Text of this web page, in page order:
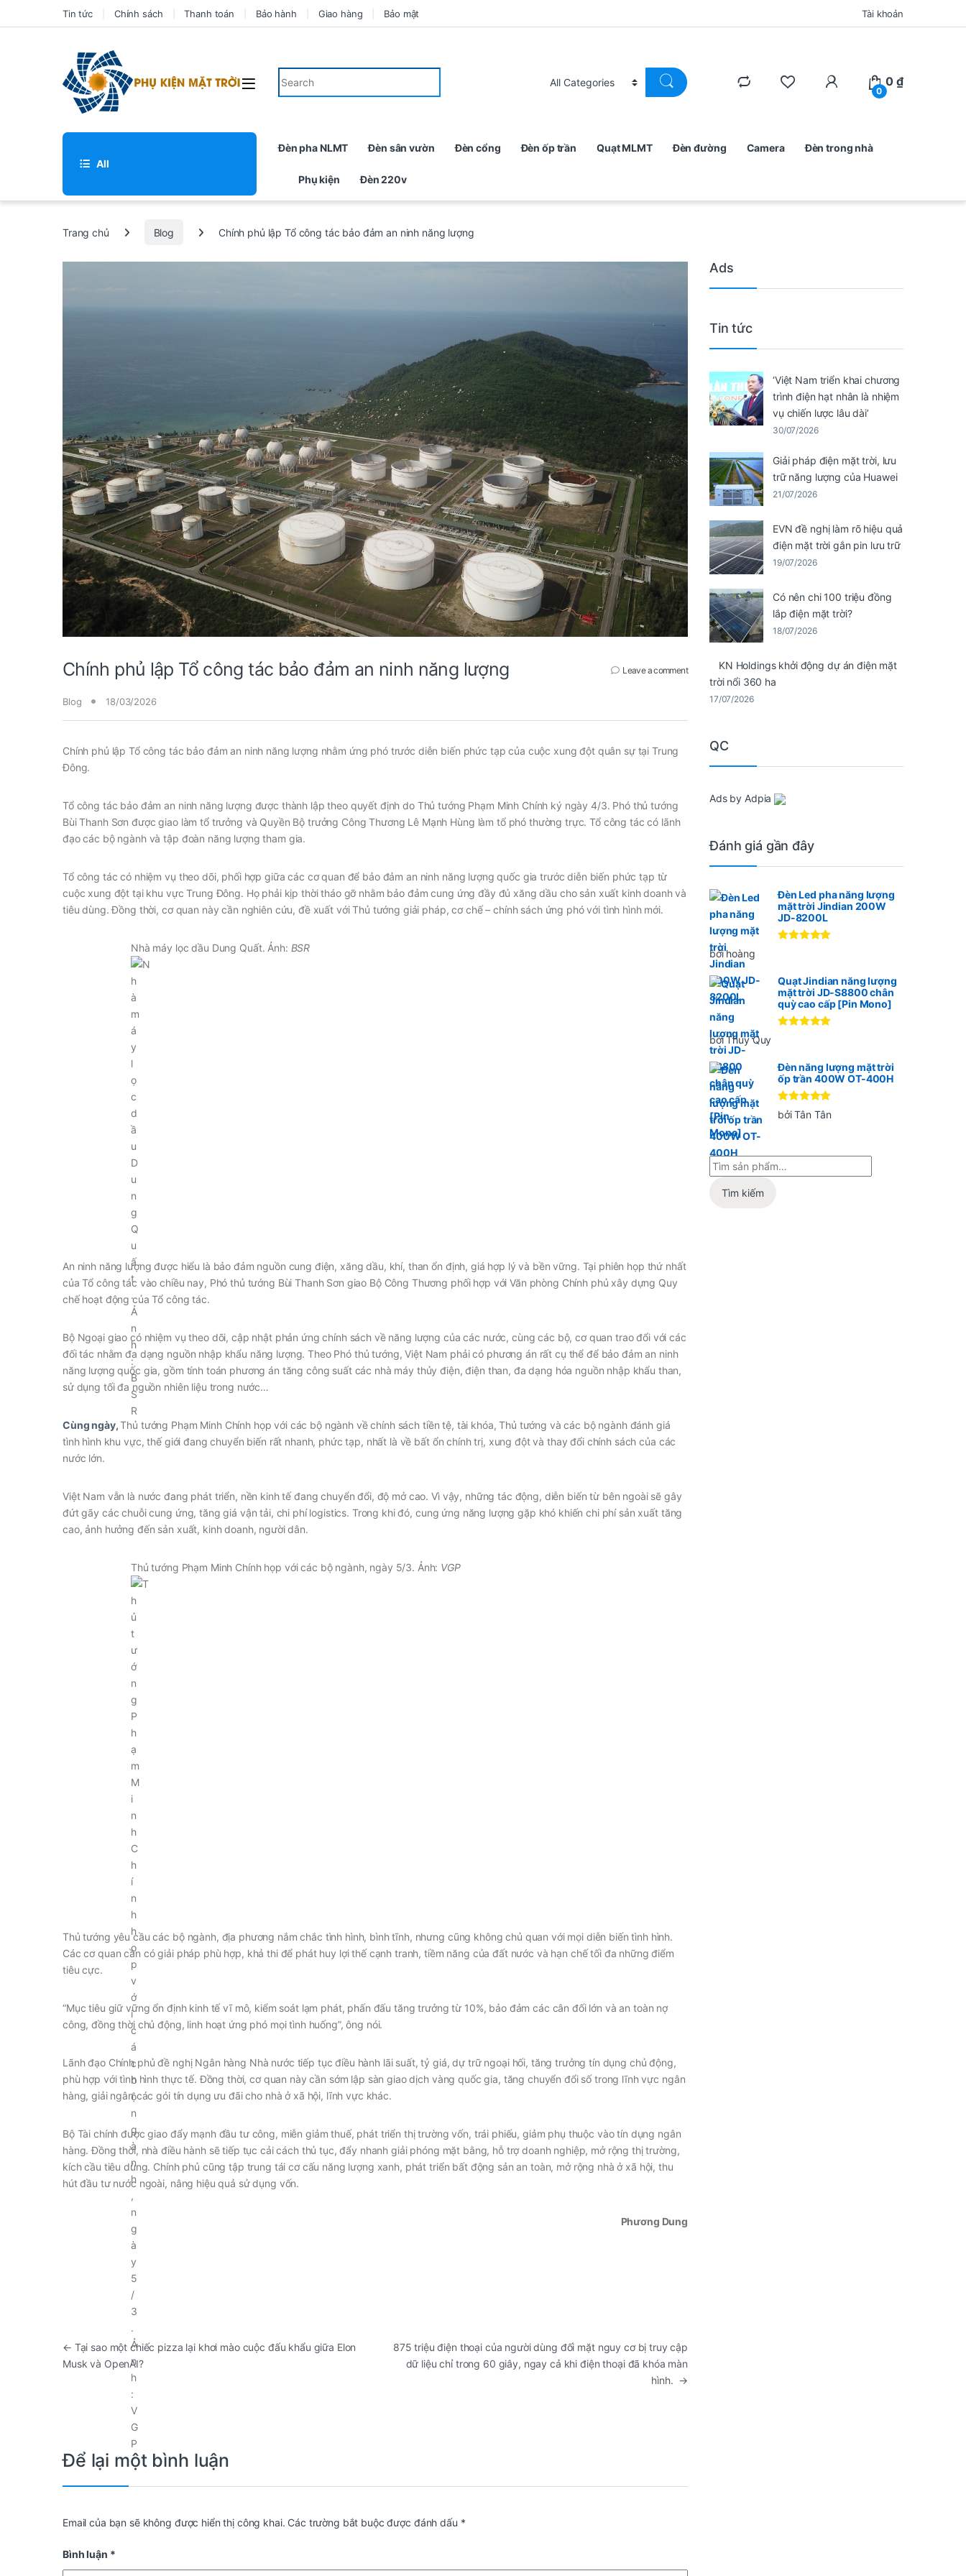
Tin tức Chính sách Thanh toán Bảo hành Giao hàng Bảo mật Tài khoản
0
0₫
All
Đèn pha NLMT Đèn sân vườn Đèn cổng Đèn ốp trần Quạt MLMT Đèn đường Camera Đèn trong nhà
Phụ kiện Đèn 220v
Trang chủ Blog Chính phủ lập Tổ công tác bảo đảm an ninh năng lượng
Chính phủ lập Tổ công tác bảo đảm an ninh năng lượng Leave a comment
Blog 18/03/2026
Chính phủ lập Tổ công tác bảo đảm an ninh năng lượng nhằm ứng phó trước diễn biến phức tạp của cuộc xung đột quân sự tại Trung
Đông.
Tổ công tác bảo đảm an ninh năng lượng được thành lập theo quyết định do Thủ tướng Phạm Minh Chính ký ngày 4/3. Phó thủ tướng
Bùi Thanh Sơn được giao làm tổ trưởng và Quyền Bộ trưởng Công Thương Lê Mạnh Hùng làm tổ phó thường trực. Tổ công tác có lãnh
đạo các bộ ngành và tập đoàn năng lượng tham gia.
Tổ công tác có nhiệm vụ theo dõi, phối hợp giữa các cơ quan để bảo đảm an ninh năng lượng quốc gia trước diễn biến phức tạp từ
cuộc xung đột tại khu vực Trung Đông. Họ phải kịp thời tháo gỡ nhằm bảo đảm cung ứng đầy đủ xăng dầu cho sản xuất kinh doanh và
tiêu dùng. Đồng thời, cơ quan này cần nghiên cứu, đề xuất với Thủ tướng giải pháp, cơ chế – chính sách ứng phó với tình hình mới.
Nhà máy lọc dầu Dung Quất. Ảnh: BSR
An ninh năng lượng được hiểu là bảo đảm nguồn cung điện, xăng dầu, khí, than ổn định, giá hợp lý và bền vững. Tại phiên họp thứ nhất
của Tổ công tác vào chiều nay, Phó thủ tướng Bùi Thanh Sơn giao Bộ Công Thương phối hợp với Văn phòng Chính phủ xây dựng Quy
chế hoạt động của Tổ công tác.
Bộ Ngoại giao có nhiệm vụ theo dõi, cập nhật phản ứng chính sách về năng lượng của các nước, cùng các bộ, cơ quan trao đổi với các
đối tác nhằm đa dạng nguồn nhập khẩu năng lượng. Theo Phó thủ tướng, Việt Nam phải có phương án rất cụ thể để bảo đảm an ninh
năng lượng quốc gia, gồm tính toán phương án tăng công suất các nhà máy thủy điện, điện than, đa dạng hóa nguồn nhập khẩu than,
sử dụng tối đa nguồn nhiên liệu trong nước…
Cùng ngày,Thủ tướng Phạm Minh Chính họp với các bộ ngành về chính sách tiền tệ, tài khóa, Thủ tướng và các bộ ngành đánh giá
tình hình khu vực, thế giới đang chuyển biến rất nhanh, phức tạp, nhất là về bất ổn chính trị, xung đột và thay đổi chính sách của các
nước lớn.
Việt Nam vẫn là nước đang phát triển, nền kinh tế đang chuyển đổi, độ mở cao. Vì vậy, những tác động, diễn biến từ bên ngoài sẽ gây
đứt gãy các chuỗi cung ứng, tăng giá vận tải, chi phí logistics. Trong khi đó, cung ứng năng lượng gặp khó khiến chi phí sản xuất tăng
cao, ảnh hưởng đến sản xuất, kinh doanh, người dân.
Thủ tướng Phạm Minh Chính họp với các bộ ngành, ngày 5/3. Ảnh: VGP
Thủ tướng yêu cầu các bộ ngành, địa phương nắm chắc tình hình, bình tĩnh, nhưng cũng không chủ quan với mọi diễn biến tình hình.
Các cơ quan cần có giải pháp phù hợp, khả thi để phát huy lợi thế cạnh tranh, tiềm năng của đất nước và hạn chế tối đa những điểm
tiêu cực.
“Mục tiêu giữ vững ổn định kinh tế vĩ mô, kiểm soát lạm phát, phấn đấu tăng trưởng từ 10%, bảo đảm các cân đối lớn và an toàn nợ
công, đồng thời chủ động, linh hoạt ứng phó mọi tình huống”, ông nói.
Lãnh đạo Chính phủ đề nghị Ngân hàng Nhà nước tiếp tục điều hành lãi suất, tỷ giá, dự trữ ngoại hối, tăng trưởng tín dụng chủ động,
phù hợp với tình hình thực tế. Đồng thời, cơ quan này cần sớm lập sàn giao dịch vàng quốc gia, tăng chuyển đổi số trong lĩnh vực ngân
hàng, giải ngân các gói tín dụng ưu đãi cho nhà ở xã hội, lĩnh vực khác.
Bộ Tài chính được giao đẩy mạnh đầu tư công, miễn giảm thuế, phát triển thị trường vốn, trái phiếu, giảm phụ thuộc vào tín dụng ngân
hàng. Đồng thời, nhà điều hành sẽ tiếp tục cải cách thủ tục, đẩy nhanh giải phóng mặt bằng, hỗ trợ doanh nghiệp, mở rộng thị trường,
kích cầu tiêu dùng. Chính phủ cũng tập trung tái cơ cấu năng lượng xanh, phát triển bất động sản an toàn, mở rộng nhà ở xã hội, thu
hút đầu tư nước ngoài, nâng hiệu quả sử dụng vốn.
Phương Dung
← Tại sao một chiếc pizza lại khơi mào cuộc đấu khẩu giữa Elon
Musk và OpenAI?
875 triệu điện thoại của người dùng đối mặt nguy cơ bị truy cập
dữ liệu chỉ trong 60 giây, ngay cả khi điện thoại đã khóa màn
hình. →
Để lại một bình luận
Email của bạn sẽ không được hiển thị công khai. Các trường bắt buộc được đánh dấu *
Bình luận *
Ads
Tin tức
‘Việt Nam triển khai chương
trình điện hạt nhân là nhiệm
vụ chiến lược lâu dài’
30/07/2026
Giải pháp điện mặt trời, lưu
trữ năng lượng của Huawei
21/07/2026
EVN đề nghị làm rõ hiệu quả
điện mặt trời gắn pin lưu trữ
19/07/2026
Có nên chi 100 triệu đồng
lắp điện mặt trời?
18/07/2026
KN Holdings khởi động dự án điện mặt
trời nổi 360 ha
17/07/2026
QC
Ads by Adpia
Đánh giá gần đây
Đèn Led pha năng lượng
mặt trời Jindian 200W
JD-8200L
bởi hoàng
Quạt Jindian năng lượng
mặt trời JD-S8800 chân
quỳ cao cấp [Pin Mono]
bởi Thúy Quy
Đèn năng lượng mặt trời
ốp trần 400W OT-400H
Được xếp
hạng 55
bởi Tân Tân
Tìm kiếm